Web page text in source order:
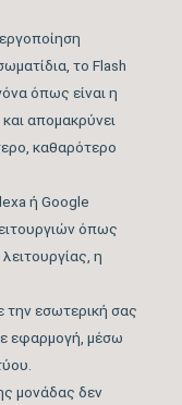
το Flash
όπως είναι η
απομακρύνει
καθαρότερο
ή Google
όπως
η
την εσωτερική σας
εφαρμογή, μέσω
μονάδας δεν